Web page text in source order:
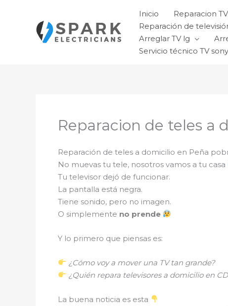
contenido
Inicio Reparacion TV
Reparación de
Arreglar TV lg
Servicio técnico TV sony
Reparacion de teles a
Reparación de teles a domicilio en Peña
No muevas tu tele, nosotros vamos a tu casa
Tu televisor dejó de funcionar.
La pantalla está negra.
Tiene sonido, pero no imagen.
O simplemente no prende
Y lo primero que piensas es:
¿Cómo voy a mover una TV tan grande?
¿Quién repara televisores a domicilio en
La buena noticia es esta